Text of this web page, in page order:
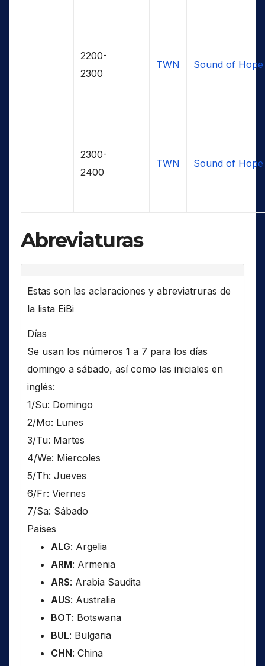
2200-
2300
TWN Sound of Hope
2300-
2400
TWN Sound of Hope
Abreviaturas
Estas son las aclaraciones y abreviatruras de
la lista EiBi
Días
Se usan los números 1 a 7 para los días
domingo a sábado, así como las iniciales en
inglés:
1/Su: Domingo
2/Mo: Lunes
3/Tu: Martes
4/We: Miercoles
5/Th: Jueves
6/Fr: Viernes
7/Sa: Sábado
Países
ALG: Argelia
ARM: Armenia
ARS: Arabia Saudita
AUS: Australia
BOT: Botswana
BUL: Bulgaria
CHN: China